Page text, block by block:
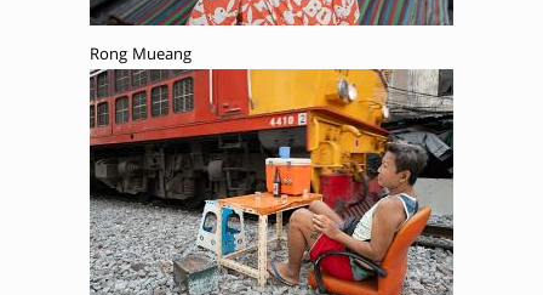
Rong Mueang